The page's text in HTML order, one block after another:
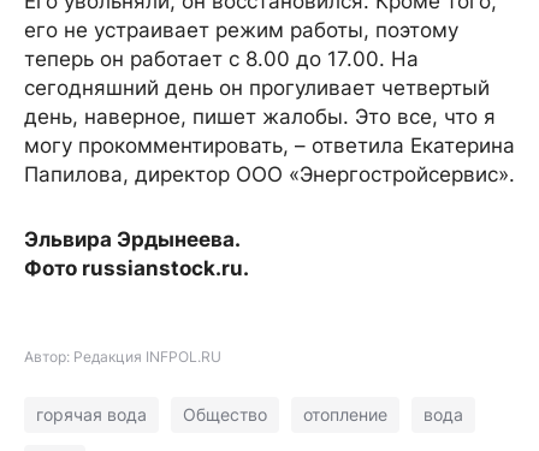
его не устраивает режим работы, поэтому
теперь он работает с 8.00 до 17.00. На
сегодняшний день он прогуливает четвертый
день, наверное, пишет жалобы. Это все, что я
могу прокомментировать, – ответила Екатерина
Папилова, директор ООО «Энергостройсервис».
Эльвира Эрдынеева.
Фото russianstock.ru.
Автор: Редакция INFPOL.RU
горячая вода Общество отопление вода